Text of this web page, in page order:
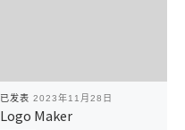
已发表 2023年11月28日
Logo Maker